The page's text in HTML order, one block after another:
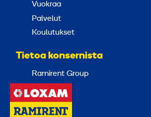
Vuokraa
Palvelut
Koulutukset
Tietoa konsernista
Ramirent Group